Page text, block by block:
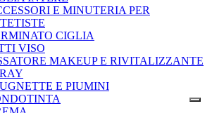
E MINUTERIA PER
CIGLIA
VISO
MAKEUP E RIVITALIZZANTE
E PIUMINI